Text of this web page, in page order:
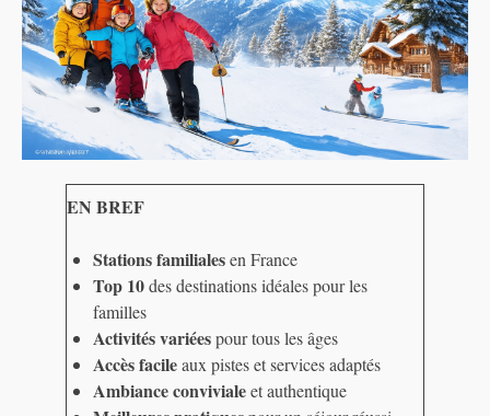
EN BREF
Stations familialesen France
Top 10des destinations idéales pour les
familles
Activités variéespour tous les âges
Accès facileaux pistes et services adaptés
Ambiance convivialeet authentique